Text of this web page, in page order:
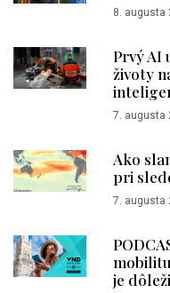
8. augusta
Prvý AI
životy
7. augusta
Ako
pri
7. augusta
je